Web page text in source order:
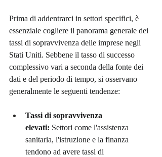
Prima di addentrarci in settori specifici, è
essenziale cogliere il panorama generale dei
tassi di sopravvivenza delle imprese negli
Stati Uniti. Sebbene il tasso di successo
complessivo vari a seconda della fonte dei
dati e del periodo di tempo, si osservano
generalmente le seguenti tendenze:
Tassi di sopravvivenza
elevati: Settori come l'assistenza
sanitaria, l'istruzione e la finanza
tendono ad avere tassi di